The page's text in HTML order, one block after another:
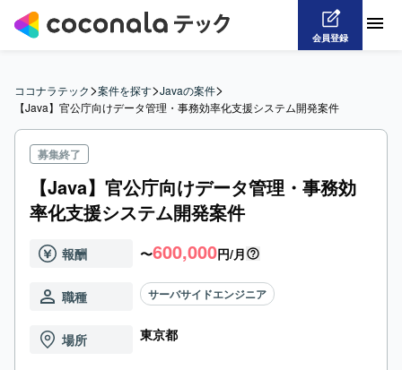
会員登録
ココナラテック>案件を探す>Javaの案件>
【Java】官公庁向けデータ管理・事務効率化支援システム開発案件
募集終了
【Java】官公庁向けデータ管理・事務効
率化支援システム開発案件
報酬 〜600,000円/月
職種 サーバサイドエンジニア
場所 東京都